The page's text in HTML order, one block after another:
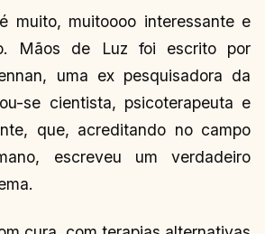
muito, muitoooo interessante e
Mãos de Luz foi escrito por
uma ex pesquisadora da
se cientista, psicoterapeuta e
que, acreditando no campo
escreveu um verdadeiro